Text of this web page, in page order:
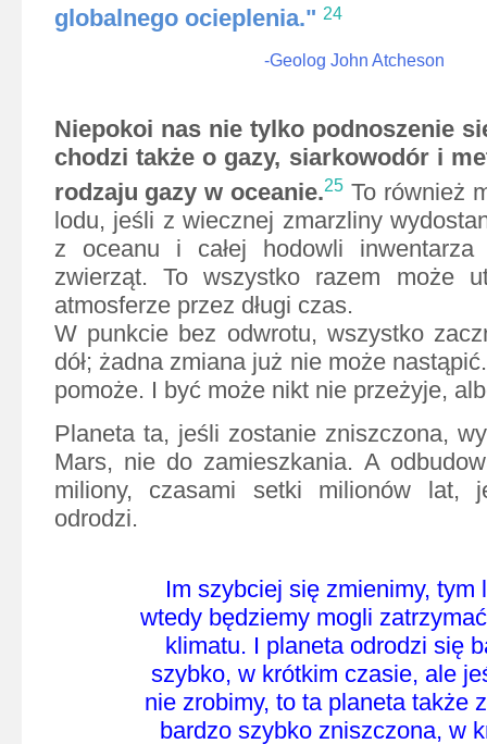
globalnego ocieplenia." 24
-Geolog John Atcheson
Niepokoi nas nie tylko podnoszenie
chodzi także o gazy, siarkowodór i
rodzaju gazy w oceanie.25 To również
lodu, jeśli z wiecznej zmarzliny
z oceanu i całej hodowli inwentarza
zwierząt. To wszystko razem może
atmosferze przez długi czas.
W punkcie bez odwrotu, wszystko
dół; żadna zmiana już nie może
pomoże. I być może nikt nie przeżyje,
Planeta ta, jeśli zostanie zniszczona,
Mars, nie do zamieszkania. A
miliony, czasami setki milionów lat,
odrodzi.
Im szybciej się zmienimy, tym
wtedy będziemy mogli
klimatu. I planeta odrodzi się
szybko, w krótkim czasie, ale
nie zrobimy, to ta planeta także
bardzo szybko zniszczona, w